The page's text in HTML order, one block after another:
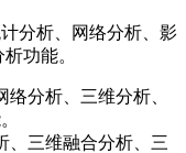
分析、网络分析、影
功能。
分析、三维分析、
、三维融合分析、三